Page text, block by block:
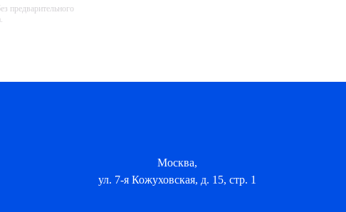
предварительного
Москва,
ул. 7-я Кожуховская, д. 15, стр. 1